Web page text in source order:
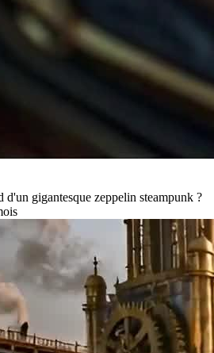
d'un gigantesque zeppelin steampunk ?